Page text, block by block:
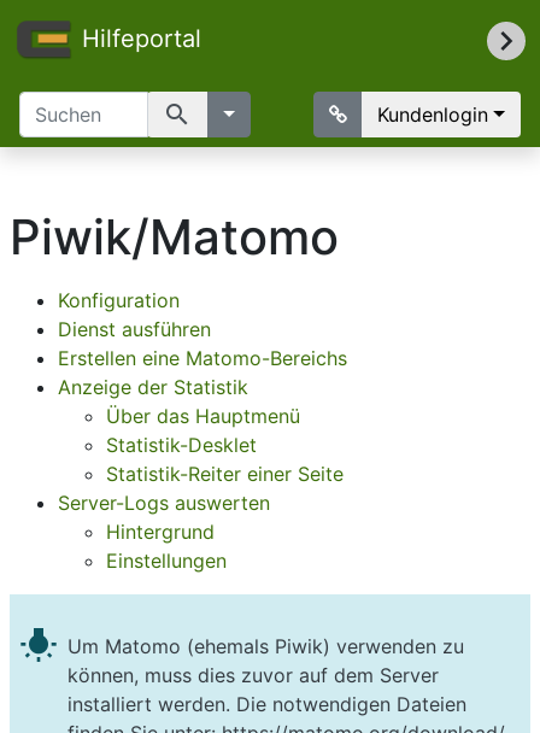
Hilfeportal
search Kundenlogin
Piwik/Matomo
Konfiguration
Dienst ausführen
Erstellen eine Matomo-Bereichs
Anzeige der Statistik
Über das Hauptmenü
Statistik-Desklet
Statistik-Reiter einer Seite
Server-Logs auswerten
Hintergrund
Einstellungen
wb_incandescent Um Matomo (ehemals Piwik) verwenden zu
können, muss dies zuvor auf dem Server
installiert werden. Die notwendigen Dateien